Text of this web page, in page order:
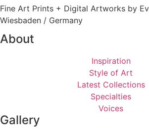
Fine Art Prints + Digital Artworks by
Wiesbaden / Germany
About
Inspiration
Style of Art
Latest Collections
Specialties
Voices
Gallery